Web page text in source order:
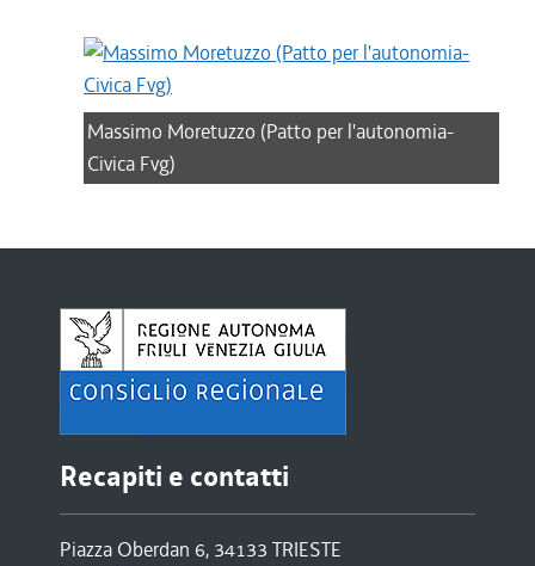
Massimo Moretuzzo (Patto per l'autonomia-
Civica Fvg)
Recapiti e contatti
Piazza Oberdan 6, 34133 TRIESTE